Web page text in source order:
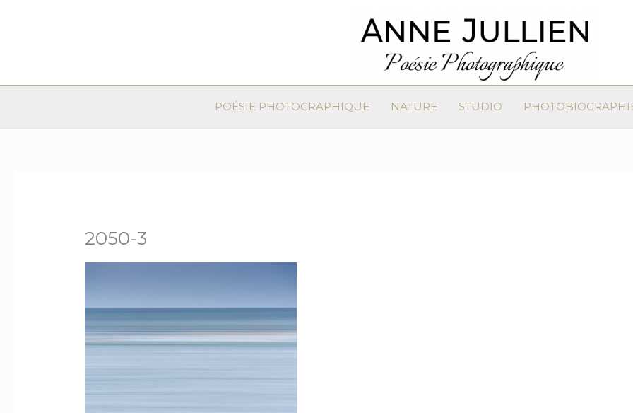
POÉSIE PHOTOGRAPHIQUE NATURE STUDIO
2050-3